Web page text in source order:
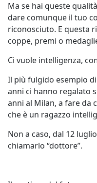
Ma se hai queste
dare comunque il tuo
riconosciuto. E questa
coppe, premi o
Ci vuole intelligenza,
Il più fulgido esempio
anni ci hanno regalato
anni al Milan, a fare da
che è un ragazzo
Non a caso, dal 12
chiamarlo “dottore”.